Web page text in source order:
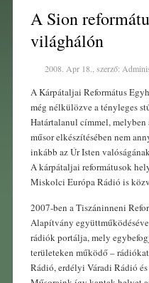
A Sion
világhálón
2008. Apr 18., szerző:
A Kárpátaljai Református
még nélkülözve a tényleges
Határtalanul címmel,
műsor elkészítésében nem
inkább az Úr Isten
A kárpátaljai reformátusok
Miskolci Európa Rádió is
2007-ben a Tiszáninneni
Alapítvány
rádiók portálja, mely
területeken működő –
Rádió, erdélyi Váradi Rádió